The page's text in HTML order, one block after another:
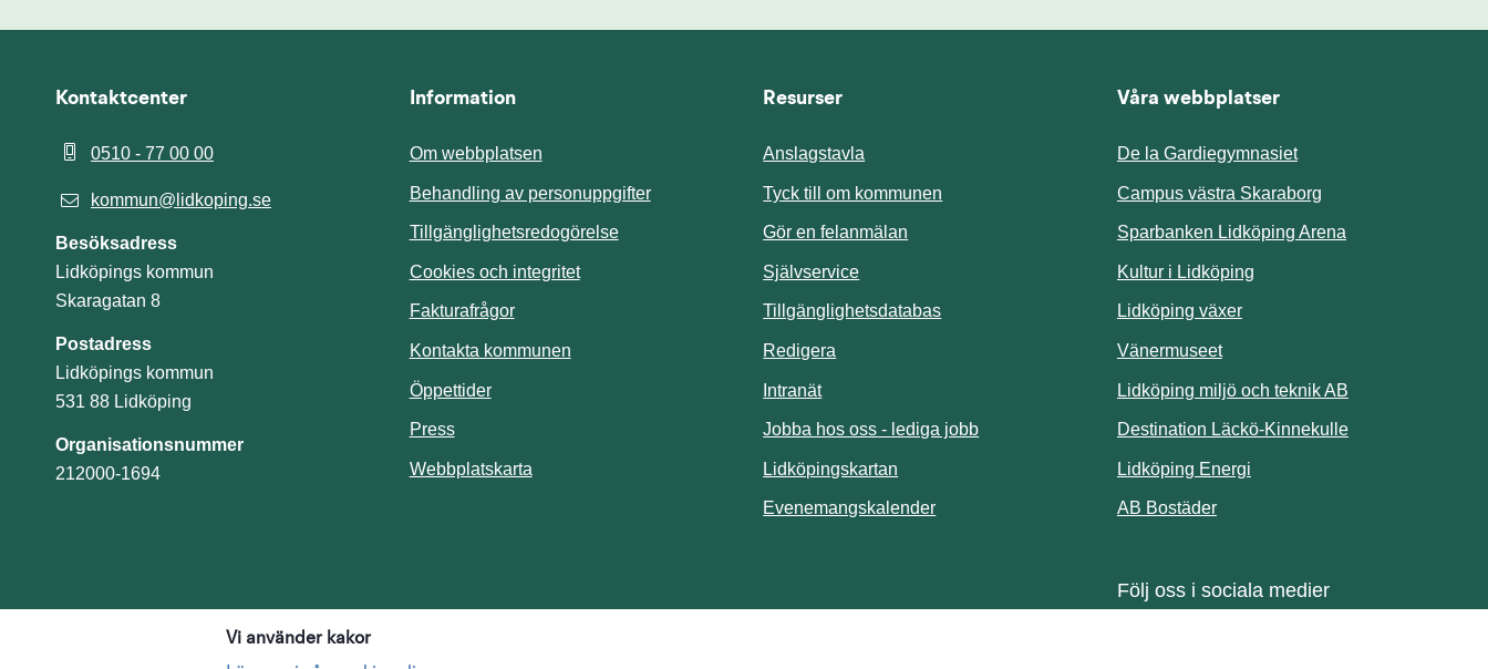
Vi använder kakor
Kontaktcenter
0510 - 77 00 00
kommun@lidkoping.se
Besöksadress
Lidköpings kommun
Skaragatan 8
Postadress
Lidköpings kommun
531 88 Lidköping
Organisationsnummer
212000-1694
Information
Om webbplatsen
Behandling av personuppgifter
Tillgänglighetsredogörelse
Cookies och integritet
Fakturafrågor
Kontakta kommunen
Öppettider
Press
Webbplatskarta
Resurser
Anslagstavla
Tyck till om kommunen Länk till annan webbplats.
Gör en felanmälan
SjälvserviceLänk till annan webbplats.
TillgänglighetsdatabasLänk till annan webbplats.
Redigera
IntranätLänk till annan webbplats.
Jobba hos oss - lediga jobb
Lidköpingskartan
EvenemangskalenderLänk till annan webbplats.
Våra webbplatser
De la Gardiegymnasiet
Campus västra Skaraborg
Sparbanken Lidköping Arena
Kultur i Lidköping
Lidköping växer
Vänermuseet
Lidköping miljö och teknik AB
Destination Läckö-KinnekulleLänk till annan
Lidköping EnergiLänk till annan webbplats.
AB BostäderLänk till annan webbplats.
Följ oss i sociala medier